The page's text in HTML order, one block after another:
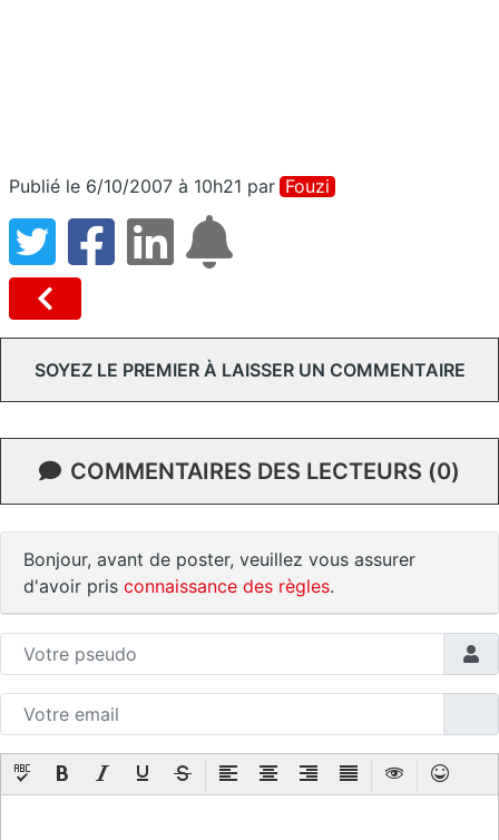
Publié le 6/10/2007 à 10h21 par Fouzi
SOYEZ LE PREMIER À LAISSER UN COMMENTAIRE
COMMENTAIRES DES LECTEURS (0)
Bonjour, avant de poster, veuillez vous assurer
d'avoir pris connaissance des règles.